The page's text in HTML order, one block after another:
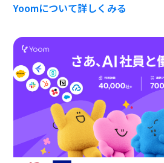
Yoomについて詳しくみる